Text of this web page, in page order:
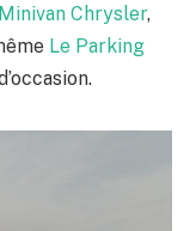
Minivan Chrysler,
Le Parking